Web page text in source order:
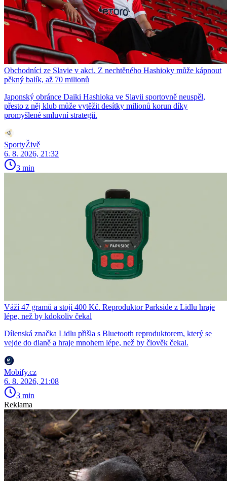
Obchodníci ze Slavie v akci. Z nechtěného Hashioky může kápnout
pěkný balík, až 70 milionů
Japonský obránce Daiki Hashioka ve Slavii sportovně neuspěl,
přesto z něj klub může vytěžit desítky milionů korun díky
promyšlené smluvní strategii.
SportyŽivě
6. 8. 2026, 21:32
3 min
Váží 47 gramů a stojí 400 Kč. Reproduktor Parkside z Lidlu hraje
lépe, než by kdokoliv čekal
Dílenská značka Lidlu přišla s Bluetooth reproduktorem, který se
vejde do dlaně a hraje mnohem lépe, než by člověk čekal.
Mobify.cz
6. 8. 2026, 21:08
3 min
Reklama